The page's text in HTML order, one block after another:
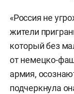
«Россия не
жители
который без
от немецко-
армия,
подчеркнула